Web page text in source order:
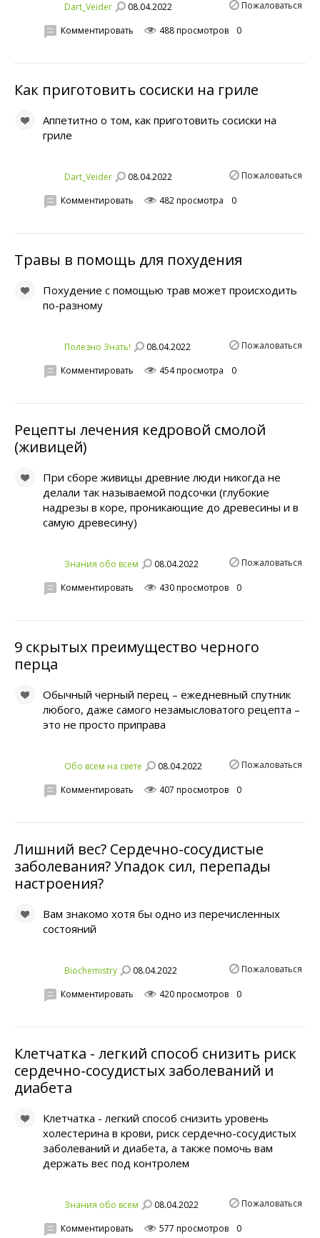
Dart_Veider 08.04.2022 Пожаловаться
Комментировать 488 просмотров 0
Как приготовить сосиски на гриле
Аппетитно о том, как приготовить сосиски на
гриле
Dart_Veider 08.04.2022 Пожаловаться
Комментировать 482 просмотра 0
Травы в помощь для похудения
Похудение с помощью трав может происходить
по-разному
Полезно Знать! 08.04.2022 Пожаловаться
Комментировать 454 просмотра 0
Рецепты лечения кедровой смолой
(живицей)
При сборе живицы древние люди никогда не
делали так называемой подсочки (глубокие
надрезы в коре, проникающие до древесины и в
самую древесину)
Знания обо всем 08.04.2022 Пожаловаться
Комментировать 430 просмотров 0
9 скрытых преимущество черного
перца
Обычный черный перец – ежедневный спутник
любого, даже самого незамысловатого рецепта –
это не просто приправа
Обо всем на свете 08.04.2022 Пожаловаться
Комментировать 407 просмотров 0
Лишний вес? Сердечно-сосудистые
заболевания? Упадок сил, перепады
настроения?
Вам знакомо хотя бы одно из перечисленных
состояний
Biochemistry 08.04.2022 Пожаловаться
Комментировать 420 просмотров 0
Клетчатка - легкий способ снизить риск
сердечно-сосудистых заболеваний и
диабета
Клетчатка - легкий способ снизить уровень
холестерина в крови, риск сердечно-сосудистых
заболеваний и диабета, а также помочь вам
держать вес под контролем
Знания обо всем 08.04.2022 Пожаловаться
Комментировать 577 просмотров 0